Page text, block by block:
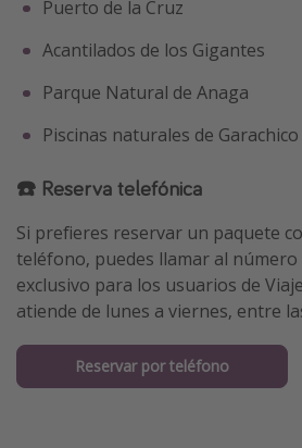
Puerto de la Cruz
Acantilados de los Gigantes
Parque Natural de Anaga
Piscinas naturales de
☎️ Reserva telefónica
Si prefieres reservar un paquete
teléfono, puedes llamar al número
exclusivo para los usuarios de
atiende de lunes a viernes, entre
Reservar por teléfono